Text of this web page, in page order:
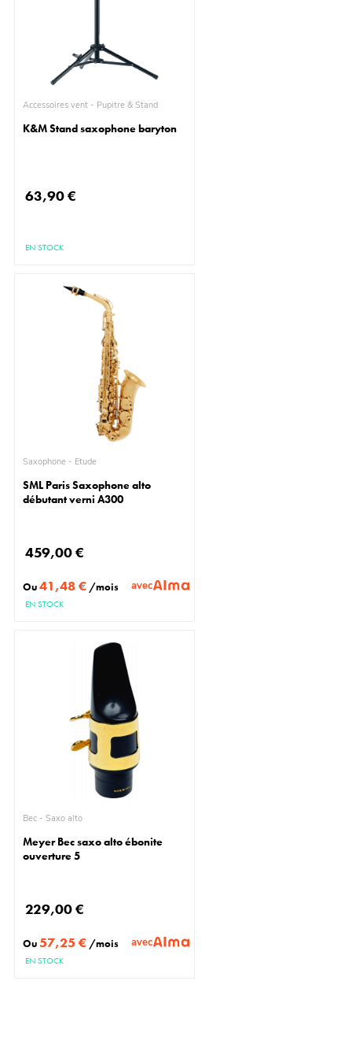
Accessoires vent - Pupitre & Stand
K&M Stand saxophone baryton
63,90 €
EN STOCK
Saxophone - Etude
SML Paris Saxophone alto
débutant verni A300
459,00 €
Ou41,48 € /mois avec
EN STOCK
Bec - Saxo alto
Meyer Bec saxo alto ébonite
ouverture 5
229,00 €
Ou57,25 € /mois avec
EN STOCK